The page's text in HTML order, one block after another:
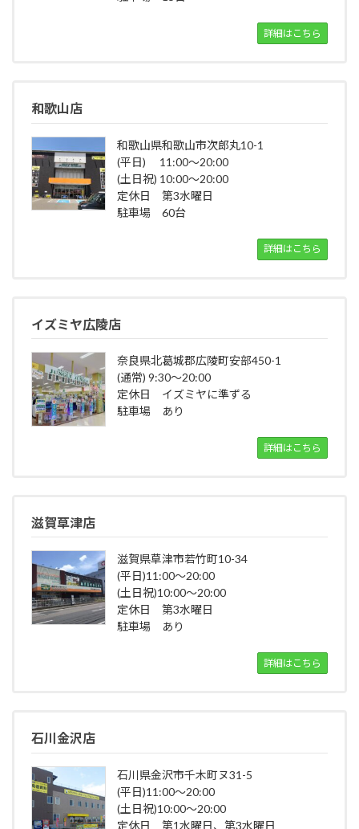
詳細はこちら
和歌山店
和歌山県和歌山市次郎丸10-1
(平日) 11:00～20:00
(土日祝) 10:00～20:00
定休日 第3水曜日
駐車場 60台
詳細はこちら
イズミヤ広陵店
奈良県北葛城郡広陵町安部450-1
(通常) 9:30～20:00
定休日 イズミヤに準ずる
駐車場 あり
詳細はこちら
滋賀草津店
滋賀県草津市若竹町10-34
(平日)11:00～20:00
(土日祝)10:00～20:00
定休日 第3水曜日
駐車場 あり
詳細はこちら
石川金沢店
石川県金沢市千木町ヌ31-5
(平日)11:00～20:00
(土日祝)10:00～20:00
定休日 第1水曜日、第3水曜日